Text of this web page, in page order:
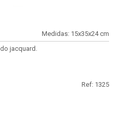
Medidas: 15x35x24 cm
jacquard.
Ref: 1325